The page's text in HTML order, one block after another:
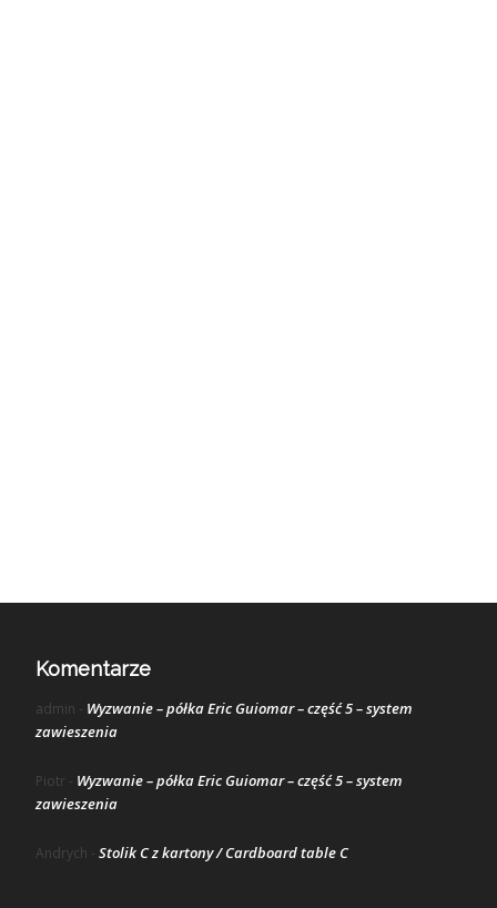
Komentarze
admin - Wyzwanie – półka Eric Guiomar – część 5 – system
zawieszenia
Piotr - Wyzwanie – półka Eric Guiomar – część 5 – system
zawieszenia
Andrych - Stolik C z kartony / Cardboard table C